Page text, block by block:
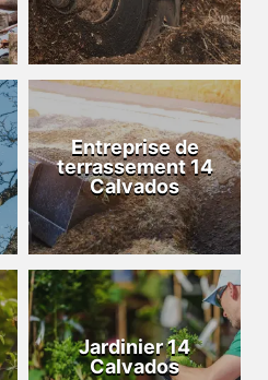
Entreprise de
terrassement 14
Calvados
Jardinier 14
Calvados